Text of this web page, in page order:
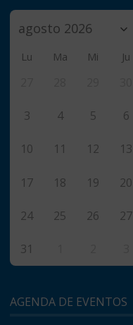
Lu Ma Mi Ju
3 4 5 6
10 11 12 13
17 18 19 20
24 25 26 27
31
AGENDA DE EVENTOS